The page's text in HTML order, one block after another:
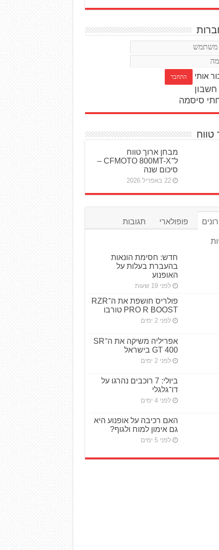
אותי
חשבון
סיסמה
טווח
מבחן ארוך טווח
ל־CFMOTO 800MT-X –
סיכום שנה
22 באפריל 2026
פופולארי תגובות
חדש: חסימת הונאות
בהעברת בעלות על
האופנוע
לפני 19 שעות
פולריס חושפת את ה־RZR
PRO R BOOST טורבו
לפני 2 ימים
אפריליה משיקה את ה־SR
GT 400 בישראל
לפני 2 ימים
ביולי: 7 רוכבים נהרגו על
דו־גלגלי
לפני 4 ימים
האם רכיבה על אופנוע היא
גם אימון למוח ולגוף?
לפני 5 ימים